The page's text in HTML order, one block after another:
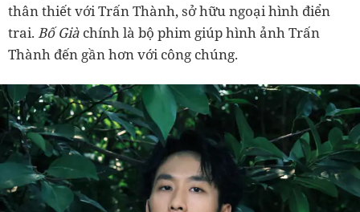
thân thiết với Trấn Thành, sở hữu ngoại hình điển
trai. Bố Già chính là bộ phim giúp hình ảnh Trấn
Thành đến gần hơn với công chúng.